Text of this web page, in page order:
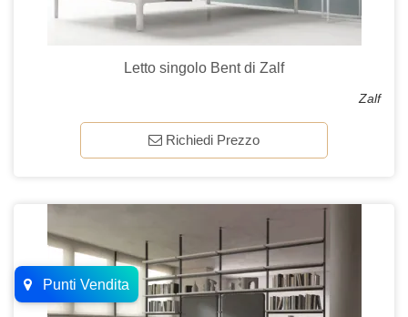
Letto singolo Bent di Zalf
Zalf
Richiedi Prezzo
Punti Vendita